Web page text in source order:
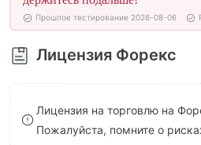
6
7
8
9
97
8
9
Прошлое тестирование 2026-08-06
Лицензия Форекс
Лицензия на торговлю на
Пожалуйста, помните о